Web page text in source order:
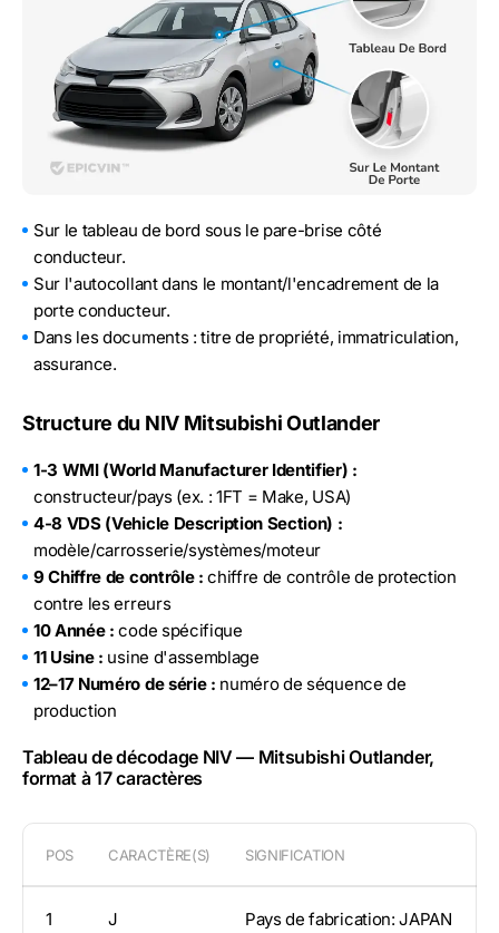
Sur le tableau de bord sous le pare-brise côté
conducteur.
Sur l'autocollant dans le montant/l'encadrement de la
porte conducteur.
Dans les documents : titre de propriété, immatriculation,
assurance.
Structure du NIV Mitsubishi Outlander
1-3 WMI (World Manufacturer Identifier) :
constructeur/pays (ex. : 1FT = Make, USA)
4-8 VDS (Vehicle Description Section) :
modèle/carrosserie/systèmes/moteur
9 Chiffre de contrôle : chiffre de contrôle de protection
contre les erreurs
10 Année : code spécifique
11 Usine : usine d'assemblage
12–17 Numéro de série : numéro de séquence de
production
Tableau de décodage NIV — Mitsubishi Outlander,
format à 17 caractères
POS CARACTÈRE(S) SIGNIFICATION
1 J Pays de fabrication: JAPAN